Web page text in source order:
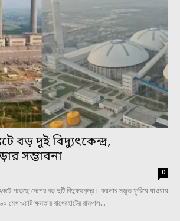
বড় দুই বিদ্যুৎকেন্দ্র,
সম্ভাবনা
0
পড়েছে দেশের বড় দুটি বিদ্যুৎকেন্দ্র। কয়লার মজুত ফুরিয়ে যাওয়ায়
ক্ষমতার বাগেরহাটের রামপাল...